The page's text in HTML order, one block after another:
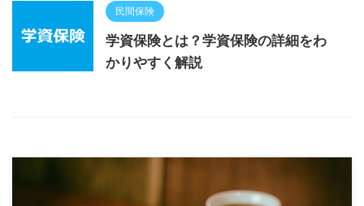
民間保険
学資保険とは？学資保険の詳細をわ
かりやすく解説